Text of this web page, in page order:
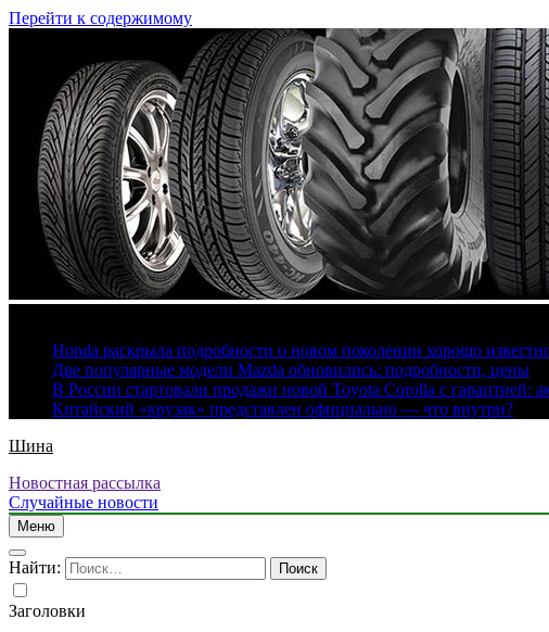
Перейти к содержимому
Honda раскрыла подробности о новом поколении хорошо
Две популярные модели Mazda обновились: подробности, цены
В России стартовали продажи новой Toyota Corolla с гарантией:
Китайский «крузак» представлен официально — что внутри?
Шина
Новостная рассылка
Случайные новости
Меню
Найти:
Заголовки